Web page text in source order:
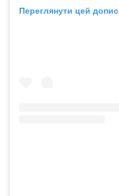
Переглянути цей